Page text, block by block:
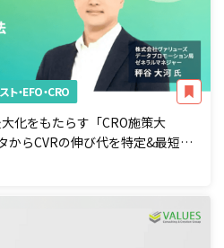
ト・EFO・CRO
大化をもたらす「CRO施策大
からCVRの伸び代を特定&最短で